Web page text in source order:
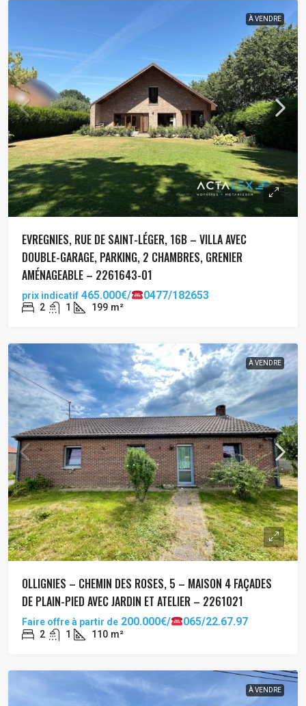
À VENDRE
EVREGNIES, RUE DE SAINT-LÉGER, 16B – VILLA AVEC
DOUBLE-GARAGE, PARKING, 2 CHAMBRES, GRENIER
AMÉNAGEABLE – 2261643-01
prix indicatif 465.000€/ 0477/182653
2 1 199 m²
À VENDRE
OLLIGNIES – CHEMIN DES ROSES, 5 – MAISON 4 FAÇADES
DE PLAIN-PIED AVEC JARDIN ET ATELIER – 2261021
Faire offre à partir de 200.000€/ 065/22.67.97
2 1 110 m²
À VENDRE